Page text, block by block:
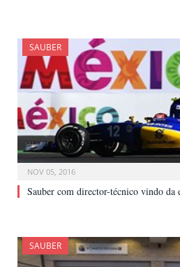
SAUBER
NOV 05, 2016
Sauber com director-técnico vindo
SAUBER